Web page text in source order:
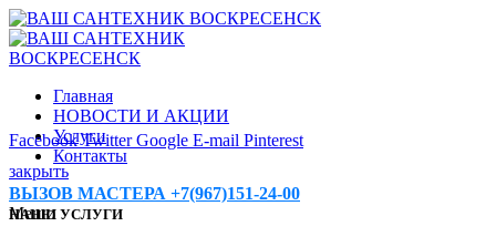
Главная
НОВОСТИ И АКЦИИ
Услуги
Контакты
ВЫЗОВ МАСТЕРА +7(967)151-24-00
Меню
Facebook Twitter Google E-mail Pinterest
закрыть
НАШИ УСЛУГИ